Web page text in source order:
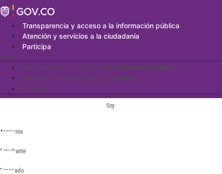
Saltar
al
contenidoTransparencia y acceso a la información pública
Atención y servicios a la ciudadanía
Participa
Menu
Transparencia y acceso a la información pública
Atención y servicios a la ciudadanía
Participa
Soy:
Aspirante
Estudiante
Egresado